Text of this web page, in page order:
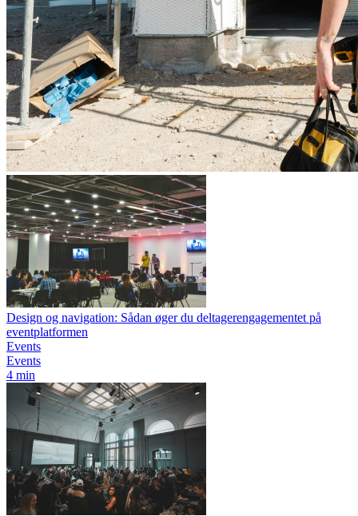
Design og navigation: Sådan øger du deltagerengagementet på
eventplatformen
Events
Events
4 min